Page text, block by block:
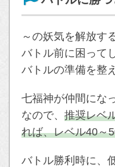
～の妖気を解放す
バトル前に困って
バトルの準備を整
七福神が仲間にな
なので、 推奨レベ
れば、レベル40～
バトル勝利時に、